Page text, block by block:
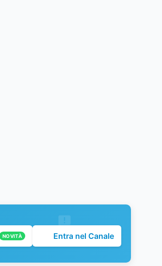
NOVITÀ Entra nel Canale